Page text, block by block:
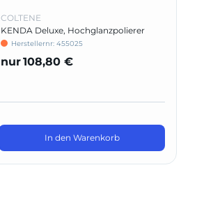
COLTENE
KENDA Deluxe, Hochglanzpolierer
Herstellernr: 455025
nur108,80 €
In den Warenkorb